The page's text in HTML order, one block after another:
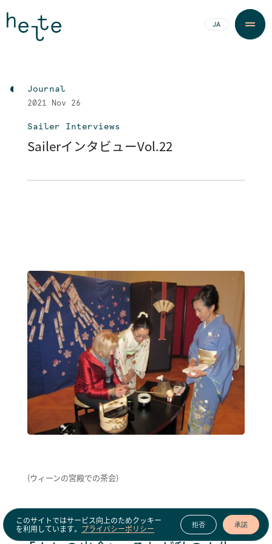
JA
Journal
2021 Nov 26
Sailer Interviews
SailerインタビューVol.22
（ウィーンの宮殿での茶会）
このサイトではサービス向上のためクッキー
を利用しています。 プライバシーポリシー 拒否 承諾